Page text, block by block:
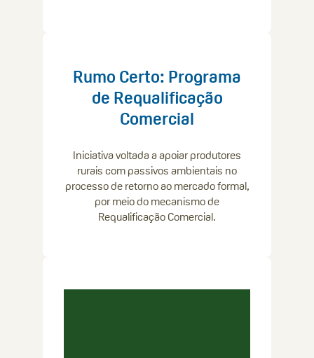
Rumo Certo: Programa
de Requalificação
Comercial
Iniciativa voltada a apoiar produtores
rurais com passivos ambientais no
processo de retorno ao mercado formal,
por meio do mecanismo de
Requalificação Comercial.